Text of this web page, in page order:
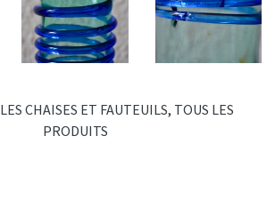
LES CHAISES ET FAUTEUILS, TOUS LES
PRODUITS